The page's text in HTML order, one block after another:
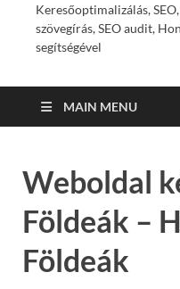
Keresőoptimalizálás,
szövegírás, SEO audit,
segítségével
MAIN MENU
Weboldal
Földeák –
Földeák